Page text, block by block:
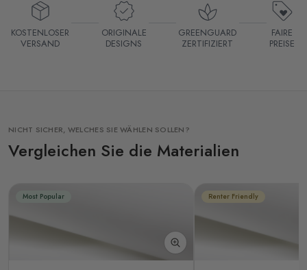
KOSTENLOSER
VERSAND
ORIGINALE
DESIGNS
GREENGUARD
ZERTIFIZIERT
FAIRE
PREISE
NICHT SICHER, WELCHES SIE WÄHLEN SOLLEN?
Vergleichen Sie die Materialien
Most Popular Renter Friendly